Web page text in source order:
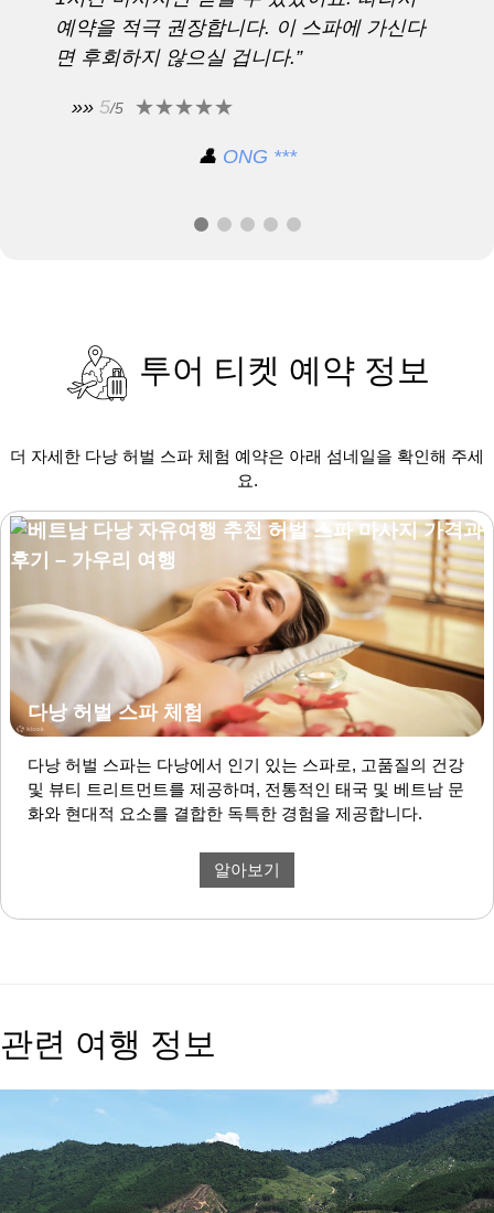
예약을 적극 권장합니다. 이 스파에 가신다
면 후회하지 않으실 겁니다.”
»» 5/5
👤 ONG ***
투어 티켓 예약 정보
더 자세한 다낭 허벌 스파 체험 예약은 아래 섬네일을 확인해 주세
요.
다낭 허벌 스파 체험
다낭 허벌 스파는 다낭에서 인기 있는 스파로, 고품질의 건강
및 뷰티 트리트먼트를 제공하며, 전통적인 태국 및 베트남 문
화와 현대적 요소를 결합한 독특한 경험을 제공합니다.
알아보기
관련 여행 정보